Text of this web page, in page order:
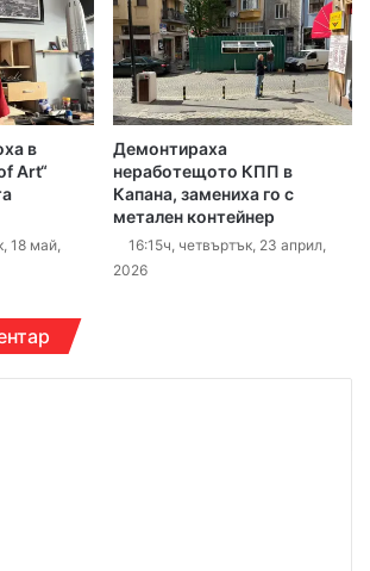
в
Art“
18 май,
Демонтираха
неработещото КПП в
Капана, замениха го с
метален контейнер
16:15ч, четвъртък, 23 април,
2026